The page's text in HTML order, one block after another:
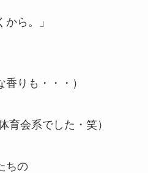
ら。」
香りも・・・）
育会系でした・笑）
ちの